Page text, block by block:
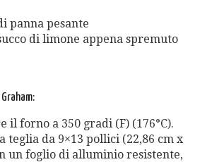
panna pesante
di limone appena spremuto
il forno a 350 gradi (F) (176°C).
teglia da 9×13 pollici (22,86 cm x
un foglio di alluminio resistente,